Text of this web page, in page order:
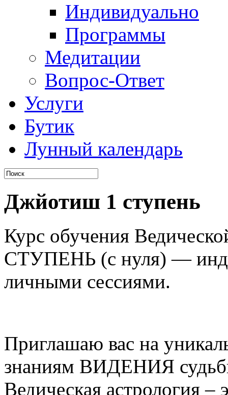
Индивидуально
Программы
Медитации
Вопрос-Ответ
Услуги
Бутик
Лунный календарь
Джйотиш 1 ступень
Курс обучения
СТУПЕНЬ (с нуля) —
личными сессиями.
Приглашаю вас на
знаниям ВИДЕНИЯ
Ведическая астрология –